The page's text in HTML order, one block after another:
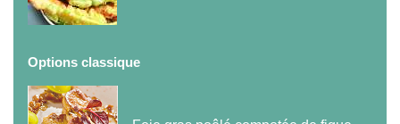
Options classique